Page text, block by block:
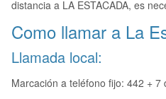
distancia a LA ESTACADA, es
Como llamar a La
Llamada local:
Marcación a teléfono fijo: 442 +